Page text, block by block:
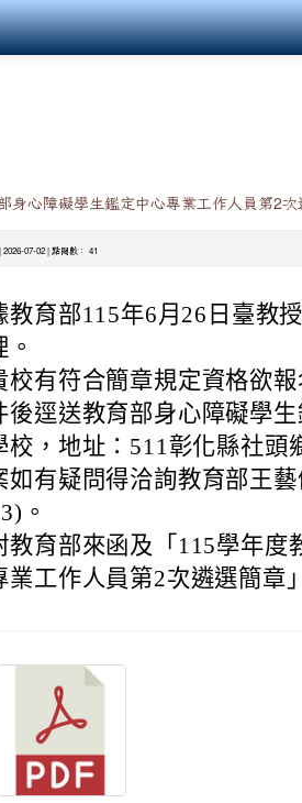
身心障礙學生鑑定中心專業工作人員第2次
| 2026-07-02 | 點閱數： 41
教育部115年6月26日臺教
校有符合簡章規定資格欲
後逕送教育部身心障礙學
校，地址：511彰化縣社頭
如有疑問得洽詢教育部王藝
。
教育部來函及「115學年度
業工作人員第2次遴選簡章